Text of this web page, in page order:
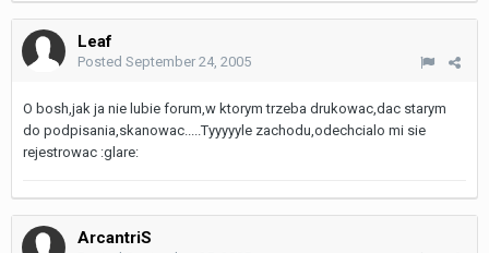
Leaf
Posted September 24, 2005
O bosh,jak ja nie lubie forum,w ktorym trzeba drukowac,dac starym
do podpisania,skanowac.....Tyyyyyle zachodu,odechcialo mi sie
rejestrowac :glare:
ArcantriS